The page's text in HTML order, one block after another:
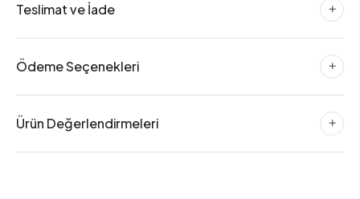
Teslimat ve İade
Ödeme Seçenekleri
Ürün Değerlendirmeleri